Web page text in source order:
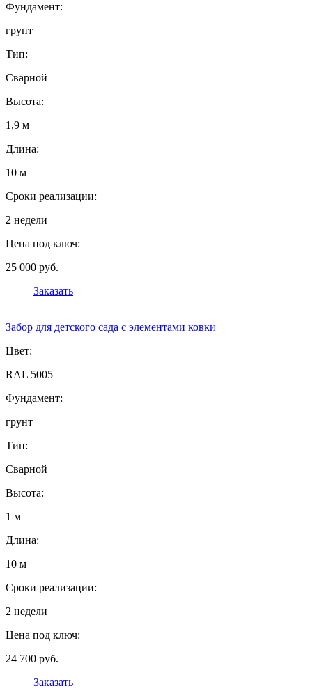
Фундамент:
грунт
Тип:
Сварной
Высота:
1,9 м
Длина:
10 м
Сроки реализации:
2 недели
Цена под ключ:
25 000 руб.
Заказать
Забор для детского сада с элементами ковки
Цвет:
RAL 5005
Фундамент:
грунт
Тип:
Сварной
Высота:
1 м
Длина:
10 м
Сроки реализации:
2 недели
Цена под ключ:
24 700 руб.
Заказать